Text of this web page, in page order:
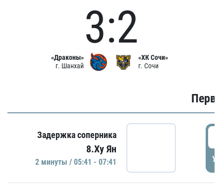
«Драконы»
г. Шанхай
3:2
«ХК Сочи»
г. Сочи
Задержка соперника
8.Ху Ян
2 минуты / 05:41 - 07:41